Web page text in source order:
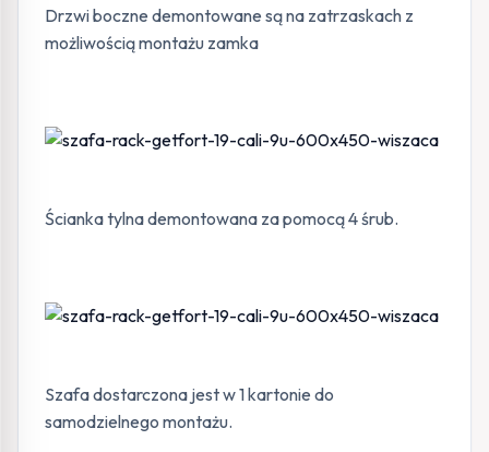
Drzwi boczne demontowane są na zatrzaskach z
możliwością montażu zamka
Ścianka tylna demontowana za pomocą 4 śrub.
Szafa dostarczona jest w 1 kartonie do
samodzielnego montażu.